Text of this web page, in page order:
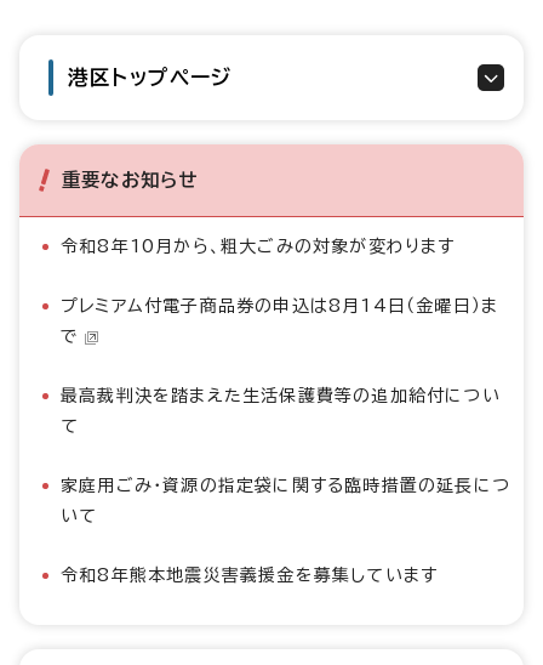
港区トップページ
重要なお知らせ
令和8年10月から、粗大ごみの対象が変わります
プレミアム付電子商品券の申込は8月14日（金曜日）ま
で
最高裁判決を踏まえた生活保護費等の追加給付につい
て
家庭用ごみ・資源の指定袋に関する臨時措置の延長につ
いて
令和8年熊本地震災害義援金を募集しています